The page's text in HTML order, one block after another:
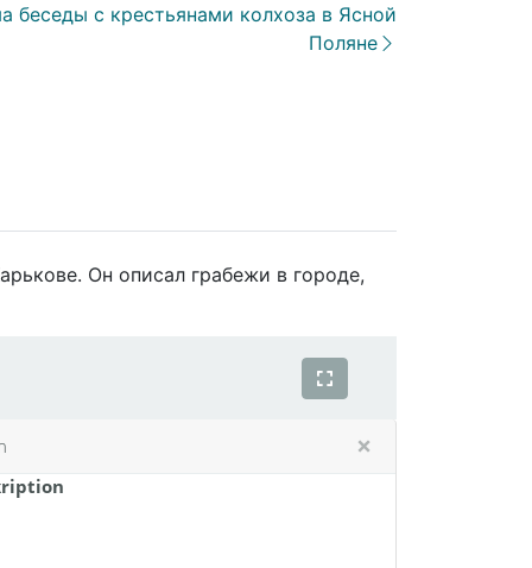
беседы с крестьянами колхоза в Ясной
Поляне
Он описал грабежи в городе,